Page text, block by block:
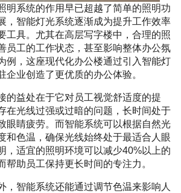
明系统的作用早已超越了简单的照明功
，智能灯光系统逐渐成为提升工作效率
工具。尤其在高层写字楼中，合理的照
员工的工作状态，甚至影响整体办公氛
例，这座现代化办公楼通过引入智能灯
企业创造了更优质的办公体验。
的益处在于它对员工视觉舒适度的提
在光线过强或过暗的问题，长时间处于
眼睛疲劳。而智能系统可以根据自然光
和色温，确保光线始终处于最适合人眼
，适宜的照明环境可以减少40%以上的
帮助员工保持更长时间的专注力。
，智能系统还能通过调节色温来影响人